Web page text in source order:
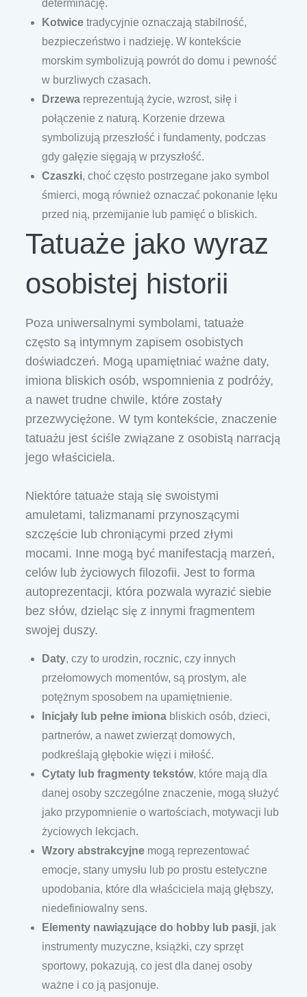
determinację.
Kotwice tradycyjnie oznaczają stabilność,
bezpieczeństwo i nadzieję. W kontekście
morskim symbolizują powrót do domu i pewność
w burzliwych czasach.
Drzewa reprezentują życie, wzrost, siłę i
połączenie z naturą. Korzenie drzewa
symbolizują przeszłość i fundamenty, podczas
gdy gałęzie sięgają w przyszłość.
Czaszki, choć często postrzegane jako symbol
śmierci, mogą również oznaczać pokonanie lęku
przed nią, przemijanie lub pamięć o bliskich.
Tatuaże jako wyraz
osobistej historii
Poza uniwersalnymi symbolami, tatuaże
często są intymnym zapisem osobistych
doświadczeń. Mogą upamiętniać ważne daty,
imiona bliskich osób, wspomnienia z podróży,
a nawet trudne chwile, które zostały
przezwyciężone. W tym kontekście, znaczenie
tatuażu jest ściśle związane z osobistą narracją
jego właściciela.
Niektóre tatuaże stają się swoistymi
amuletami, talizmanami przynoszącymi
szczęście lub chroniącymi przed złymi
mocami. Inne mogą być manifestacją marzeń,
celów lub życiowych filozofii. Jest to forma
autoprezentacji, która pozwala wyrazić siebie
bez słów, dzieląc się z innymi fragmentem
swojej duszy.
Daty, czy to urodzin, rocznic, czy innych
przełomowych momentów, są prostym, ale
potężnym sposobem na upamiętnienie.
Inicjały lub pełne imiona bliskich osób, dzieci,
partnerów, a nawet zwierząt domowych,
podkreślają głębokie więzi i miłość.
Cytaty lub fragmenty tekstów, które mają dla
danej osoby szczególne znaczenie, mogą służyć
jako przypomnienie o wartościach, motywacji lub
życiowych lekcjach.
Wzory abstrakcyjne mogą reprezentować
emocje, stany umysłu lub po prostu estetyczne
upodobania, które dla właściciela mają głębszy,
niedefiniowalny sens.
Elementy nawiązujące do hobby lub pasji, jak
instrumenty muzyczne, książki, czy sprzęt
sportowy, pokazują, co jest dla danej osoby
ważne i co ją pasjonuje.